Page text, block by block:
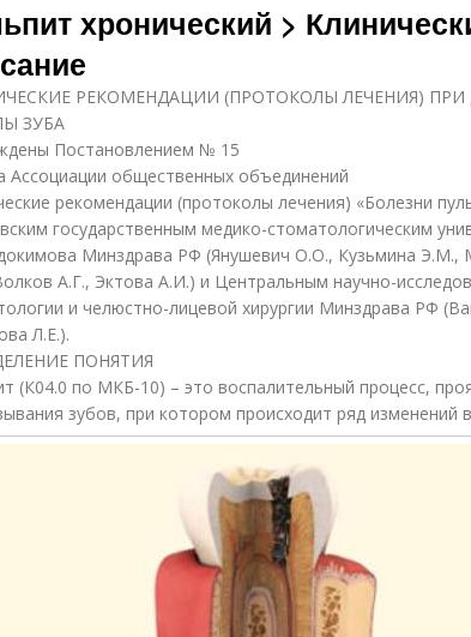
хронический >
РЕКОМЕНДАЦИИ (ПРОТОКОЛЫ ЛЕЧЕНИЯ) ПРИ
ЗУБА
Постановлением № 15
Ассоциации общественных объединений
рекомендации (протоколы лечения) «Болезни
государственным медико-стоматологическим
Минздрава РФ (Янушевич О.О., Кузьмина
А.Г., Эктова А.И.) и Центральным научно-
и челюстно-лицевой хирургии Минздрава РФ
Л.Е.).
ПОНЯТИЯ
(К04.0 по МКБ-10) – это воспалительный процесс,
зубов, при котором происходит ряд изменений